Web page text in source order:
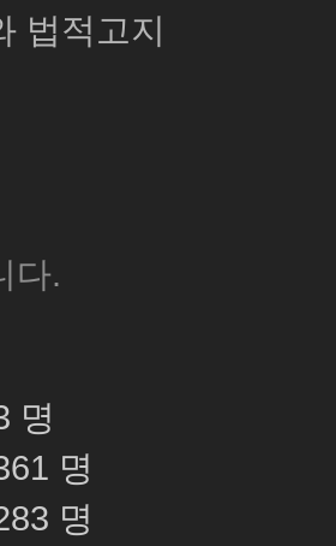
법적고지
다.
명
명
명